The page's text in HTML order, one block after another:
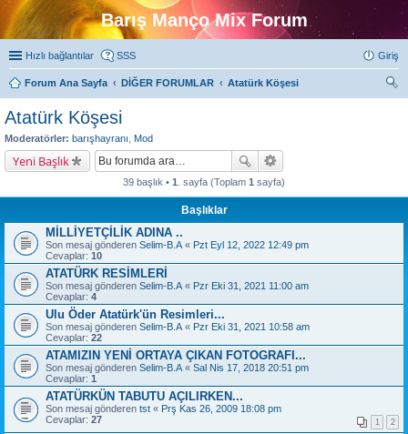
Barış Manço Mix Forum
Hızlı bağlantılar SSS Giriş
Forum Ana Sayfa DİĞER FORUMLAR
Atatürk Köşesi
Atatürk Köşesi
Moderatörler: barışhayranı Mod
Yeni Başlık
39 başlık • 1 . sayfa (Toplam 1 sayfa)
Başlıklar
MİLLİYETÇİLİK ADINA ..
Son mesaj gönderen Selim-B.A « Pzt Eyl 12, 2022 12:49 pm
Cevaplar: 10
ATATÜRK RESİMLERİ
Son mesaj gönderen Selim-B.A « Pzr Eki 31, 2021 11:00 am
Cevaplar: 4
Ulu Öder Atatürk'ün Resimleri...
Son mesaj gönderen Selim-B.A « Pzr Eki 31, 2021 10:58 am
Cevaplar: 22
ATAMIZIN YENİ ORTAYA ÇIKAN FOTOGRAFI...
Son mesaj gönderen Selim-B.A « Sal Nis 17, 2018 20:51 pm
Cevaplar: 1
ATATÜRKÜN TABUTU AÇILIRKEN...
Son mesaj gönderen tst « Prş Kas 26, 2009 18:08 pm
Cevaplar: 27 1 2